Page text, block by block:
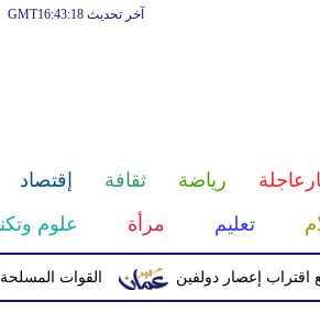
آخر تحديث GMT16:43:18
رياضة ثقافة إقتصاد
تعليم مرأة علوم
القوات المسلحة إعصار دولفين